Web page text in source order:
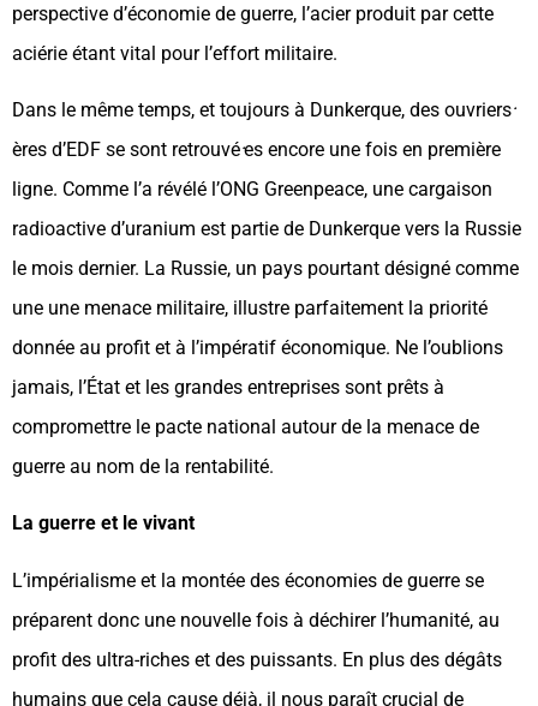
perspective d’économie de guerre, l’acier produit par cette
aciérie étant vital pour l’effort militaire.
Dans le même temps, et toujours à Dunkerque, des ouvriers⸱
ères d’EDF se sont retrouvé⸱es encore une fois en première
ligne. Comme l’a révélé l’ONG Greenpeace, une cargaison
radioactive d’uranium est partie de Dunkerque vers la Russie
le mois dernier. La Russie, un pays pourtant désigné comme
une une menace militaire, illustre parfaitement la priorité
donnée au profit et à l’impératif économique. Ne l’oublions
jamais, l’État et les grandes entreprises sont prêts à
compromettre le pacte national autour de la menace de
guerre au nom de la rentabilité.
La guerre et le vivant
L’impérialisme et la montée des économies de guerre se
préparent donc une nouvelle fois à déchirer l’humanité, au
profit des ultra-riches et des puissants. En plus des dégâts
humains que cela cause déjà, il nous paraît crucial de